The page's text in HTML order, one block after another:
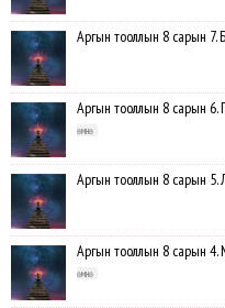
Аргын тооллын 8 сарын 7.
Аргын тооллын 8 сарын 6.
өмнө
Аргын тооллын 8 сарын 5.
Аргын тооллын 8 сарын 4.
өмнө